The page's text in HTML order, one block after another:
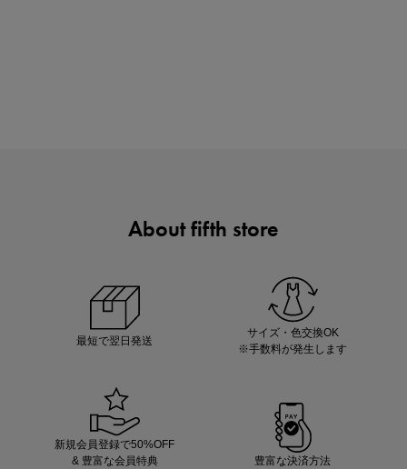
About fifth store
最短で翌日発送
サイズ・色交換OK
※手数料が発生します
新規会員登録で50%OFF
& 豊富な会員特典
豊富な決済方法